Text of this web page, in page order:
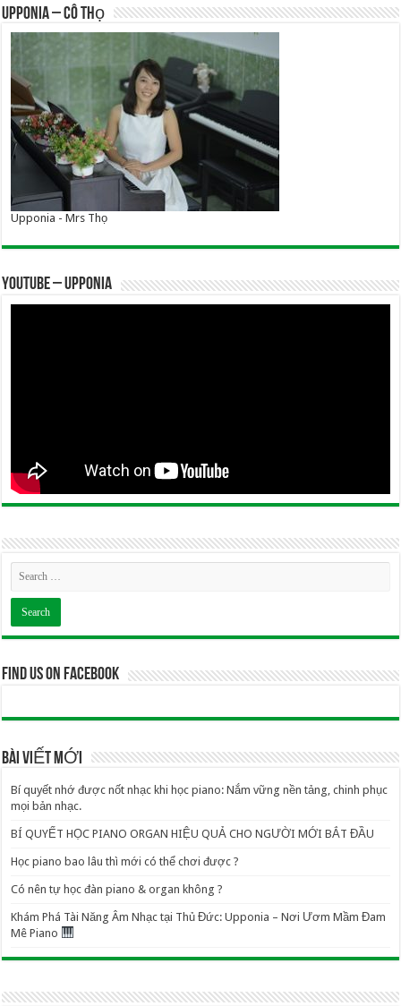
UPPONIA – Cô Thọ
Upponia - Mrs Thọ
YOUTUBE – UPPONIA
Find us on Facebook
BÀI VIẾT MỚI
Bí quyết nhớ được nốt nhạc khi học piano: Nắm vững nền tảng, chinh phục
mọi bản nhạc.
BÍ QUYẾT HỌC PIANO ORGAN HIỆU QUẢ CHO NGƯỜI MỚI BẮT ĐẦU
Học piano bao lâu thì mới có thể chơi được ?
Có nên tự học đàn piano & organ không ?
Khám Phá Tài Năng Âm Nhạc tại Thủ Đức: Upponia – Nơi Ươm Mầm Đam
Mê Piano